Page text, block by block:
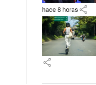
hace 8 horas share
share